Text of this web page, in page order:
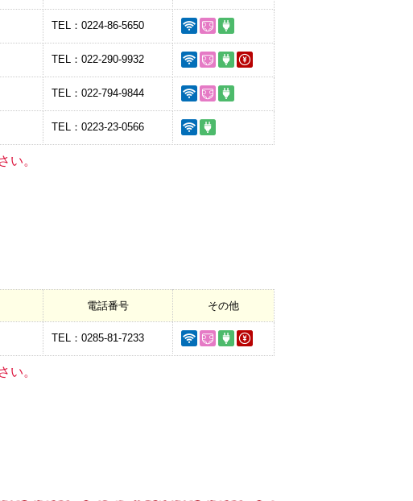
TEL：0224-86-5650
TEL：022-290-9932
TEL：022-794-9844
TEL：0223-23-0566
い。
電話番号 その他
TEL：0285-81-7233
い。